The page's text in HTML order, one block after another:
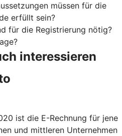
müssen für die
erfüllt sein?
für die Registrierung nötig?
interessieren
ist die E-Rechnung für jene
und mittleren Unternehmen